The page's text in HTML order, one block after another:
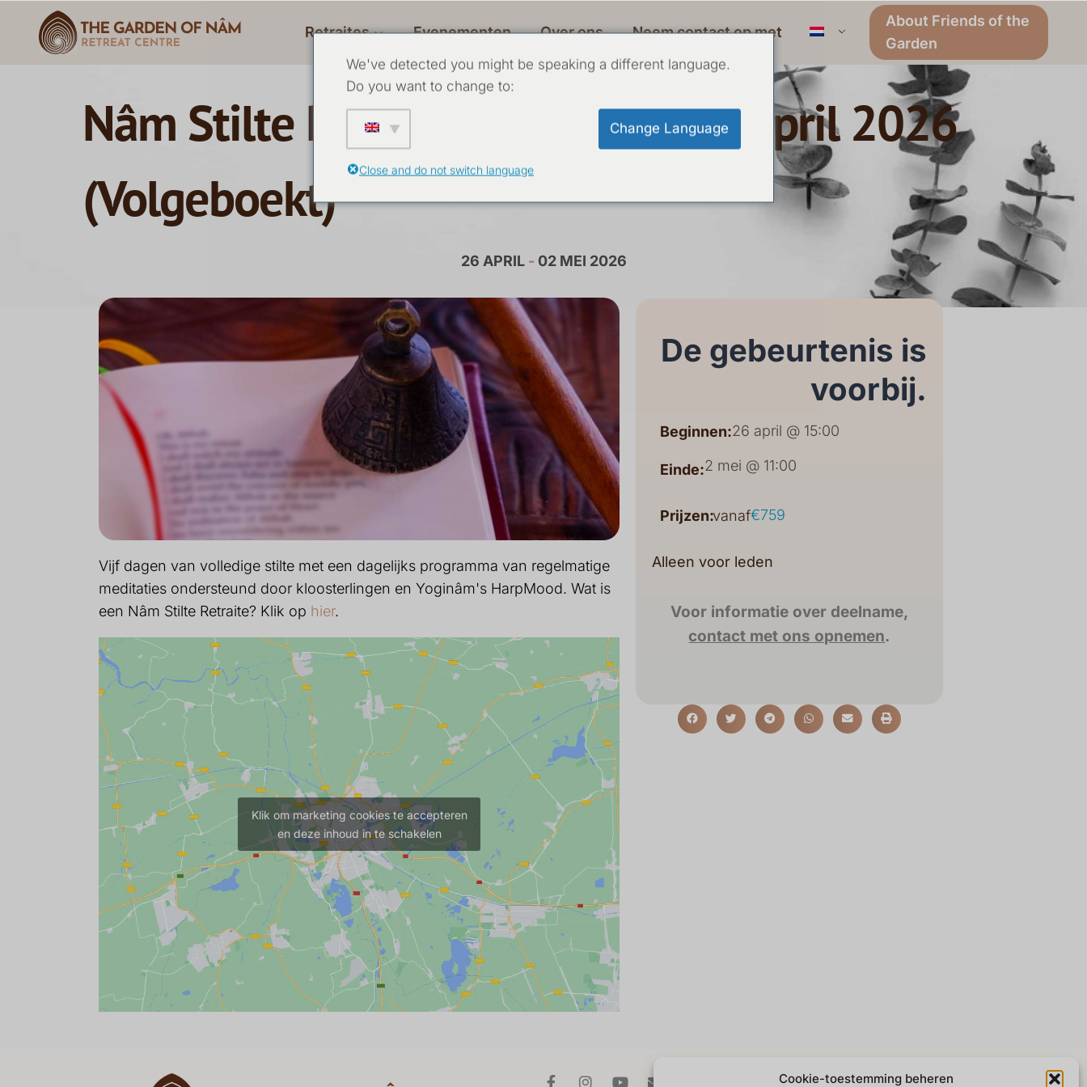
Cookie-toestemming beheren
Retraites Evenementen Over ons Neem contact op met
About Friends of the
Garden
Nâm Stilte Retraite met Yoginâm april 2026
(Volgeboekt)
26 APRIL- 02 MEI 2026
Vijf dagen van volledige stilte met een dagelijks programma van regelmatige
meditaties ondersteund door kloosterlingen en Yoginâm's HarpMood. Wat is
een Nâm Stilte Retraite? Klik op hier.
Klik om marketing cookies te accepteren
en deze inhoud in te schakelen
De gebeurtenis is
voorbij.
Beginnen:26 april @ 15:00
Einde:2 mei @ 11:00
Prijzen:vanaf€759
Alleen voor leden
Voor informatie over deelname,
contact met ons opnemen.
We've detected you might be speaking a different language.
Do you want to change to:
Change Language
Close and do not switch language